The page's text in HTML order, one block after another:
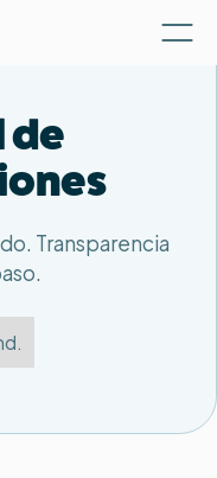
de
Transparencia